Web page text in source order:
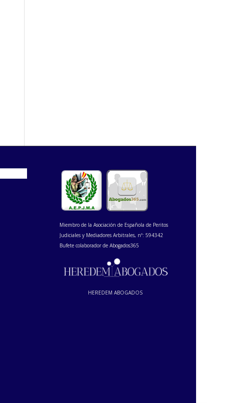
Miembro de la Asociación de Española de Peritos
Judiciales y Mediadores Arbitrales, nº: 594342
Bufete colaborador de Abogados365
HEREDEM ABOGADOS